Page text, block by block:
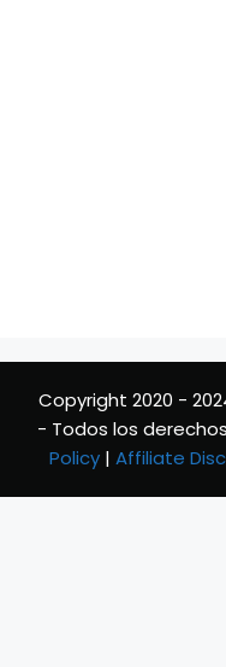
Copyright 2020 -
- Todos los
Policy | Affiliate